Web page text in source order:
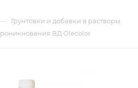
Грунтовки и добавки в растворы
ВД Olecolor